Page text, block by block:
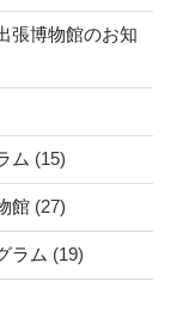
張博物館のお知
ム (15)
館 (27)
ラム (19)